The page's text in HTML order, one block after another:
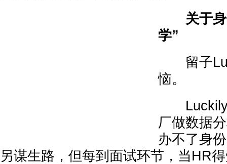
关于
学”
留子
恼。
Luckily
厂做数据
办不了身
另谋生路，但每到面试环节，当HR